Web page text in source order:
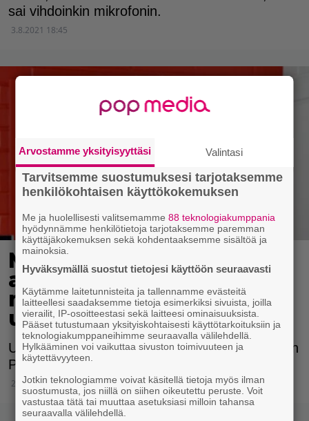
sai vihdoinkin mikrofonin.
3.8.2021 18:45
MTV: Pekka Pouta sai
aikaan tarttuvan
naurukohtauksen aamun
uutislähetyksessä, katso
Uutisankkurin oli vaikea pidätellä nauruaan, kun
Pekka Pouta laskeutui istumaan lattialle.
26.1.2021 10:15
Arvostamme yksityisyyttäsi Valintasi
Tarvitsemme suostumuksesi tarjotaksemme
henkilökohtaisen käyttökokemuksen
Me ja huolellisesti valitsemamme88 teknologiakumppania
hyödynnämme henkilötietoja tarjotaksemme paremman
käyttäjäkokemuksen sekä kohdentaaksemme sisältöä ja
mainoksia.
Hyväksymällä suostut tietojesi käyttöön seuraavasti
Käytämme laitetunnisteita ja tallennamme evästeitä
laitteellesi saadaksemme tietoja esimerkiksi sivuista, joilla
vierailit, IP-osoitteestasi sekä laitteesi ominaisuuksista.
Pääset tutustumaan yksityiskohtaisesti käyttötarkoituksiin ja
teknologiakumppaneihimme seuraavalla välilehdellä.
Hylkääminen voi vaikuttaa sivuston toimivuuteen ja
käytettävyyteen.
Jotkin teknologiamme voivat käsitellä tietoja myös ilman
suostumusta, jos niillä on siihen oikeutettu peruste. Voit
vastustaa tätä tai muuttaa asetuksiasi milloin tahansa
seuraavalla välilehdellä.